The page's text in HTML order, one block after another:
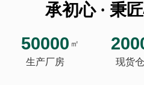
承初心 · 秉
50000 ㎡
生产厂房 现货